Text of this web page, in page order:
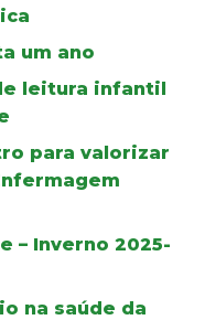
um ano
leitura infantil
para valorizar
– Inverno 2025-
na saúde da